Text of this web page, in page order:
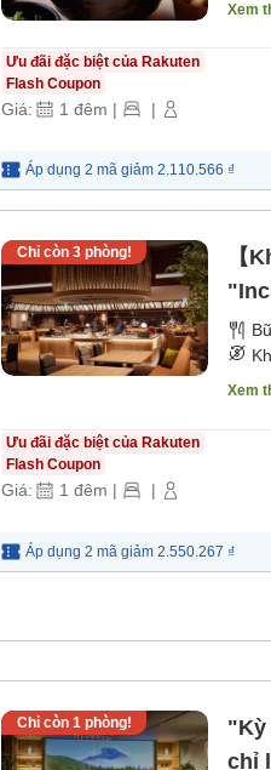
Xem
Ưu đãi đặc biệt của Rakuten
Flash Coupon
Giá: 1 đêm | |
Áp dụng 2 mã giảm 2.110.566 ₫
Chỉ còn 3phòng!
【
Xem
Ưu đãi đặc biệt của Rakuten
Flash Coupon
Giá: 1 đêm | |
Áp dụng 2 mã giảm 2.550.267 ₫
Chỉ còn 1 phòng!
"Kỳ
chỉ